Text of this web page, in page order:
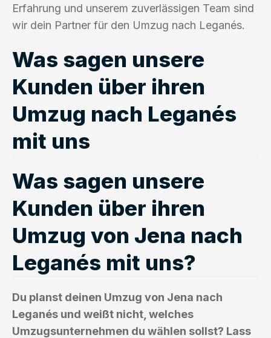
Erfahrung und unserem zuverlässigen Team sind
wir dein Partner für den Umzug nach Leganés.
Was sagen unsere
Kunden über ihren
Umzug nach Leganés
mit uns
Was sagen unsere
Kunden über ihren
Umzug von Jena nach
Leganés mit uns?
Du planst deinen Umzug von Jena nach
Leganés und weißt nicht, welches
Umzugsunternehmen du wählen sollst? Lass